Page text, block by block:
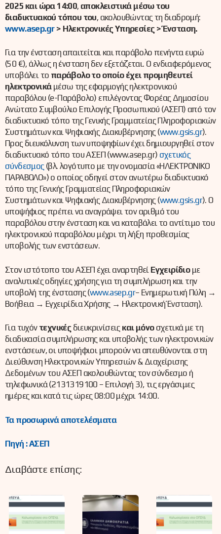
2025 και ώρα 14:00, αποκλειστικά μέσω του
διαδικτυακού τόπου του, ακολουθώντας τη διαδρομή:
www.asep.gr > Ηλεκτρονικές Υπηρεσίες > Ένσταση.
Για την ένσταση απαιτείται και παράβολο πενήντα ευρώ
(50 €), άλλως η ένσταση δεν εξετάζεται. Ο ενδιαφερόμενος
υποβάλει το παράβολο το οποίο έχει προμηθευτεί
ηλεκτρονικάμέσω της εφαρμογής ηλεκτρονικού
παραβόλου (e-Παράβολο) επιλέγοντας Φορέας Δημοσίου
Ανώτατο Συμβούλιο Επιλογής Προσωπικού (ΑΣΕΠ) από τον
διαδικτυακό τόπο της Γενικής Γραμματείας Πληροφοριακών
Συστημάτων και Ψηφιακής Διακυβέρνησης (www.gsis.gr).
Προς διευκόλυνση των υποψηφίων έχει δημιουργηθεί στον
διαδικτυακό τόπο του ΑΣΕΠ (www.asep.gr) σχετικός
σύνδεσμος(βλ. λογότυπο με την ονομασία «ΗΛΕΚΤΡΟΝΙΚΟ
ΠΑΡΑΒΟΛΟ») ο οποίος οδηγεί στον ανωτέρω διαδικτυακό
τόπο της Γενικής Γραμματείας Πληροφοριακών
Συστημάτων και Ψηφιακής Διακυβέρνησης (www.gsis.gr). Ο
υποψήφιος πρέπει να αναγράψει τον αριθμό του
παραβόλου στην ένσταση και να καταβάλει το αντίτιμο του
ηλεκτρονικού παραβόλου μέχρι τη λήξη προθεσμίας
υποβολής των ενστάσεων.
Στον ιστότοπο του ΑΣΕΠ έχει αναρτηθεί Εγχειρίδιομε
αναλυτικές οδηγίες χρήσης για τη συμπλήρωση και την
υποβολή της ένστασης (www.asep.gr– Ενημερωτική Πύλη →
Βοήθεια → Εγχειρίδια Χρήσης → Ηλεκτρονική Ένσταση).
Για τυχόν τεχνικές διευκρινίσεις και μόνοσχετικά με τη
διαδικασία συμπλήρωσης και υποβολής των ηλεκτρονικών
ενστάσεων, οι υποψήφιοι μπορούν να απευθύνονται στη
Διεύθυνση Ηλεκτρονικών Υπηρεσιών & Διαχείρισης
Δεδομένων του ΑΣΕΠ ακολουθώντας τον σύνδεσμο ή
τηλεφωνικά (2131319100 – Επιλογή 3), τις εργάσιμες
ημέρες και κατά τις ώρες 08:00 μέχρι 14:00.
Τα προσωρινά αποτελέσματα
Πηγή : ΑΣΕΠ
Διαβάστε επίσης: